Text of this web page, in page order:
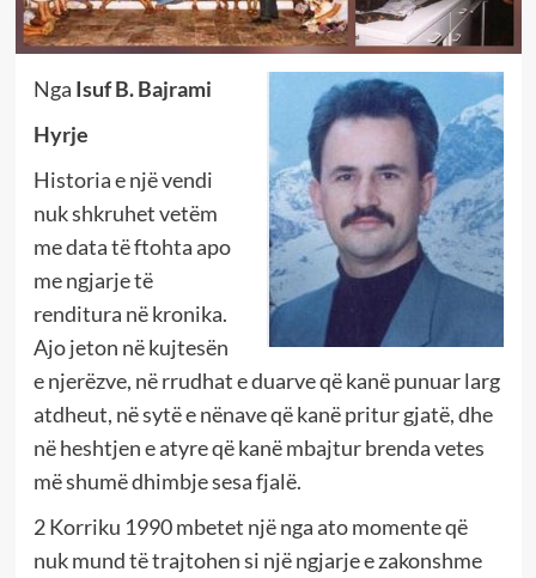
Nga Isuf B. Bajrami
Hyrje
Historia e një vendi
nuk shkruhet vetëm
me data të ftohta apo
me ngjarje të
renditura në kronika.
Ajo jeton në kujtesën
e njerëzve, në rrudhat e duarve që kanë punuar larg
atdheut, në sytë e nënave që kanë pritur gjatë, dhe
në heshtjen e atyre që kanë mbajtur brenda vetes
më shumë dhimbje sesa fjalë.
2 Korriku 1990 mbetet një nga ato momente që
nuk mund të trajtohen si një ngjarje e zakonshme